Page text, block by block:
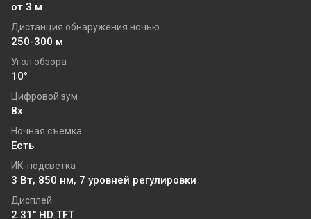
от 3 м
Дистанция обнаружения ночью
250-300 м
Угол обзора
10°
Цифровой зум
8x
Ночная съемка
Есть
ИК-подсветка
3 Вт, 850 нм, 7 уровней регулировки
Дисплей
2.31" HD TFT